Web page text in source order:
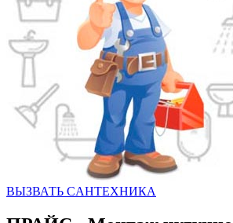
ВЫЗВАТЬ CАНТЕХНИКА